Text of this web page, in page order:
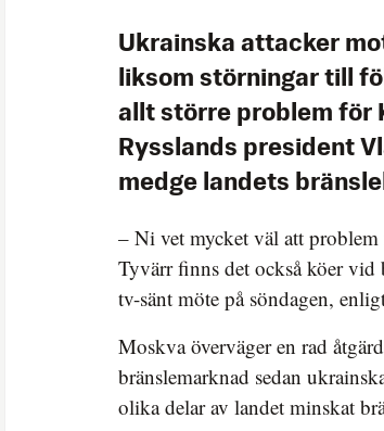
Ukrainska attacker
liksom störningar till
allt större problem för
Rysslands president
medge landets
– Ni vet mycket väl att
Tyvärr finns det också köer vid
tv-sänt möte på söndagen,
Moskva överväger en rad
bränslemarknad sedan
olika delar av landet minskat